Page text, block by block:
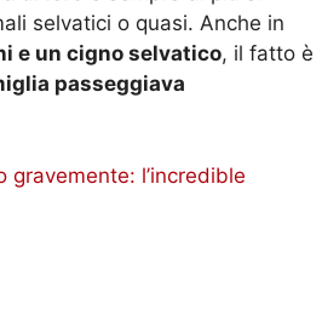
selvatici o quasi. Anche in
e un cigno selvatico, il fatto è
passeggiava
l’incredible